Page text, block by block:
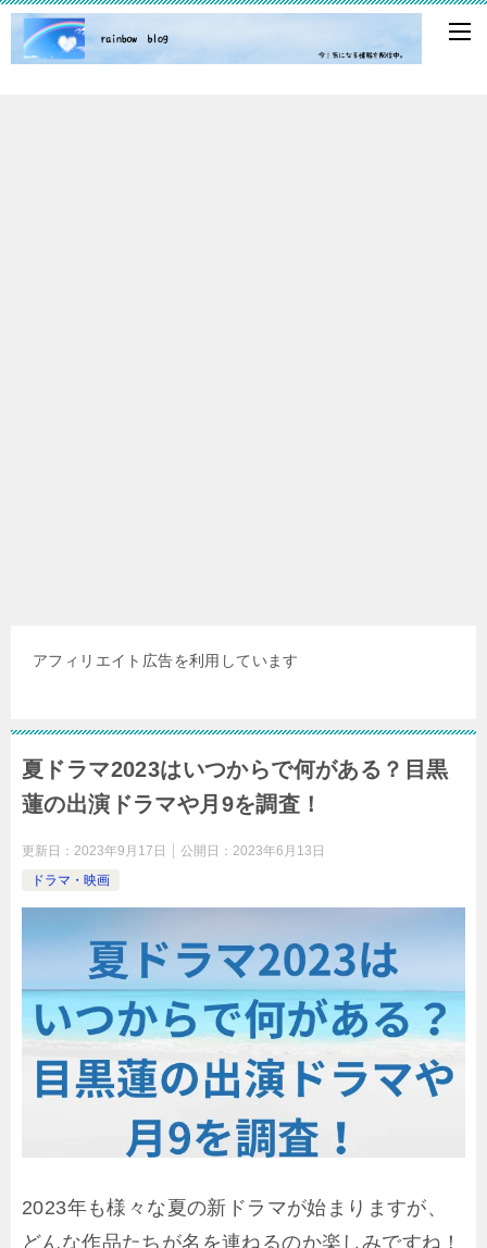
アフィリエイト広告を利用しています
夏ドラマ2023はいつからで何がある？目黒
蓮の出演ドラマや月9を調査！
更新日： 2023年9月17日 公開日： 2023年6月13日
ドラマ・映画
2023年も様々な夏の新ドラマが始まりますが、
どんな作品たちが名を連ねるのか楽しみですね！